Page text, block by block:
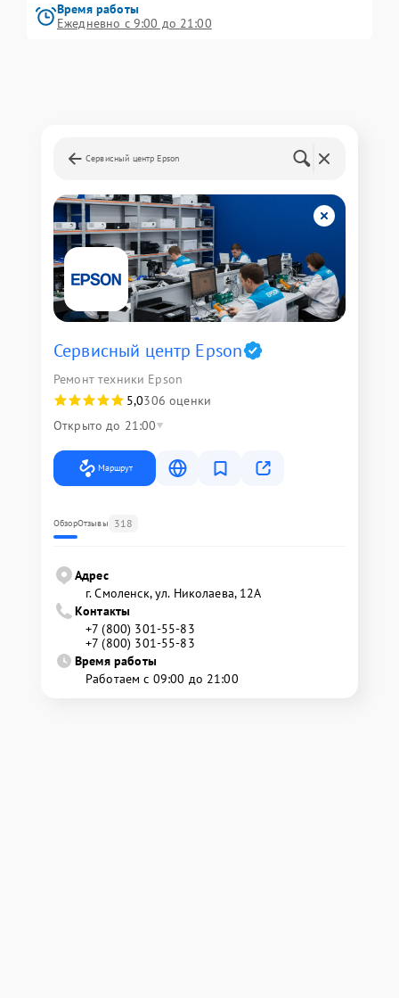
Время работы
Ежедневно с 9:00 до 21:00
Сервисный центр Epson
Сервисный центр Epson
Ремонт техники Epson
5,0306 оценки
Открыто до 21:00
Маршрут
ОбзорОтзывы 318
Адрес
г. Смоленск, ул. Николаева, 12А
Контакты
+7 (800) 301-55-83
+7 (800) 301-55-83
Время работы
Работаем с 09:00 до 21:00